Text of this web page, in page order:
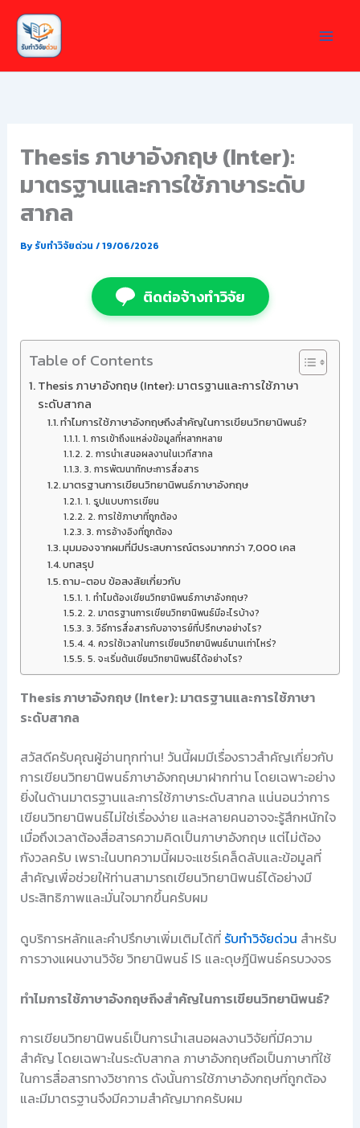
Skip
content
Thesis ภาษาอังกฤษ (Inter):
มาตรฐานและการใช้ภาษาระดับ
สากล
Byรับทำวิจัยด่วน /19/06/2026
ติดต่อจ้างทำวิจัย
Table of Contents
Thesis ภาษาอังกฤษ (Inter): มาตรฐานและการใช้ภาษา
ระดับสากล
ทำไมการใช้ภาษาอังกฤษถึงสำคัญในการเขียนวิทยานิพนธ์?
1. การเข้าถึงแหล่งข้อมูลที่หลากหลาย
2. การนำเสนอผลงานในเวทีสากล
3. การพัฒนาทักษะการสื่อสาร
มาตรฐานการเขียนวิทยานิพนธ์ภาษาอังกฤษ
1. รูปแบบการเขียน
2. การใช้ภาษาที่ถูกต้อง
3. การอ้างอิงที่ถูกต้อง
มุมมองจากผมที่มีประสบการณ์ตรงมากกว่า 7,000 เคส
บทสรุป
ถาม-ตอบ ข้อสงสัยเกี่ยวกับ
1. ทำไมต้องเขียนวิทยานิพนธ์ภาษาอังกฤษ?
2. มาตรฐานการเขียนวิทยานิพนธ์มีอะไรบ้าง?
3. วิธีการสื่อสารกับอาจารย์ที่ปรึกษาอย่างไร?
4. ควรใช้เวลาในการเขียนวิทยานิพนธ์นานเท่าไหร่?
5. จะเริ่มต้นเขียนวิทยานิพนธ์ได้อย่างไร?
Thesis ภาษาอังกฤษ (Inter): มาตรฐานและการใช้ภาษา
ระดับสากล
สวัสดีครับคุณผู้อ่านทุกท่าน! วันนี้ผมมีเรื่องราวสำคัญเกี่ยวกับ
การเขียนวิทยานิพนธ์ภาษาอังกฤษมาฝากท่าน โดยเฉพาะอย่าง
ยิ่งในด้านมาตรฐานและการใช้ภาษาระดับสากล แน่นอนว่าการ
เขียนวิทยานิพนธ์ไม่ใช่เรื่องง่าย และหลายคนอาจจะรู้สึกหนักใจ
เมื่อถึงเวลาต้องสื่อสารความคิดเป็นภาษาอังกฤษ แต่ไม่ต้อง
กังวลครับ เพราะในบทความนี้ผมจะแชร์เคล็ดลับและข้อมูลที่
สำคัญเพื่อช่วยให้ท่านสามารถเขียนวิทยานิพนธ์ได้อย่างมี
ประสิทธิภาพและมั่นใจมากขึ้นครับผม
ดูบริการหลักและคำปรึกษาเพิ่มเติมได้ที่ รับทำวิจัยด่วน สำหรับ
การวางแผนงานวิจัย วิทยานิพนธ์ IS และดุษฎีนิพนธ์ครบวงจร
ทำไมการใช้ภาษาอังกฤษถึงสำคัญในการเขียนวิทยานิพนธ์?
การเขียนวิทยานิพนธ์เป็นการนำเสนอผลงานวิจัยที่มีความ
สำคัญ โดยเฉพาะในระดับสากล ภาษาอังกฤษถือเป็นภาษาที่ใช้
ในการสื่อสารทางวิชาการ ดังนั้นการใช้ภาษาอังกฤษที่ถูกต้อง
และมีมาตรฐานจึงมีความสำคัญมากครับผม